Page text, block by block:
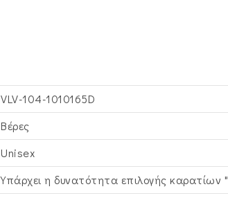
VLV-104-1010165D
Βέρες
Unisex
Υπάρχει η δυνατότητα επιλογής